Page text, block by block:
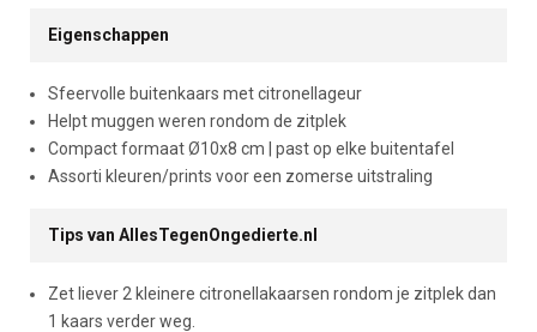
Eigenschappen
Sfeervolle buitenkaars met citronellageur
Helpt muggen weren rondom de zitplek
Compact formaat Ø10x8 cm | past op elke buitentafel
Assorti kleuren/prints voor een zomerse uitstraling
Tips van AllesTegenOngedierte.nl
Zet liever 2 kleinere citronellakaarsen rondom je zitplek dan
1 kaars verder weg.